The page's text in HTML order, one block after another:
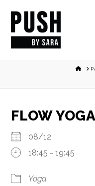
FLOW YOGA
08/12
18:45 - 19:45
Yoga